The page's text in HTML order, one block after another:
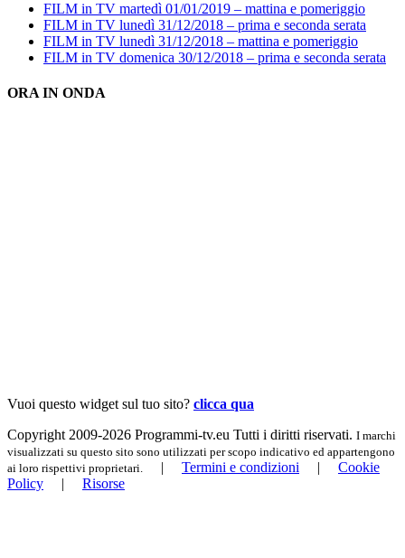
FILM in TV martedì 01/01/2019 – mattina e pomeriggio
FILM in TV lunedì 31/12/2018 – prima e seconda serata
FILM in TV lunedì 31/12/2018 – mattina e pomeriggio
FILM in TV domenica 30/12/2018 – prima e seconda serata
ORA IN ONDA
Vuoi questo widget sul tuo sito? clicca qua
Copyright 2009-2026 Programmi-tv.eu Tutti i diritti riservati. I marchi
visualizzati su questo sito sono utilizzati per scopo indicativo ed appartengono
ai loro rispettivi proprietari.
| Termini e condizioni | Cookie
Policy | Risorse